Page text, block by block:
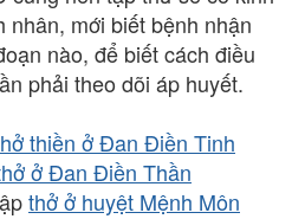
nhân, mới biết bệnh nhận
nào, để biết cách điều
phải theo dõi áp huyết.
thiền ở Đan Điền Tinh
ở Đan Điền Thần
thở ở huyệt Mệnh Môn